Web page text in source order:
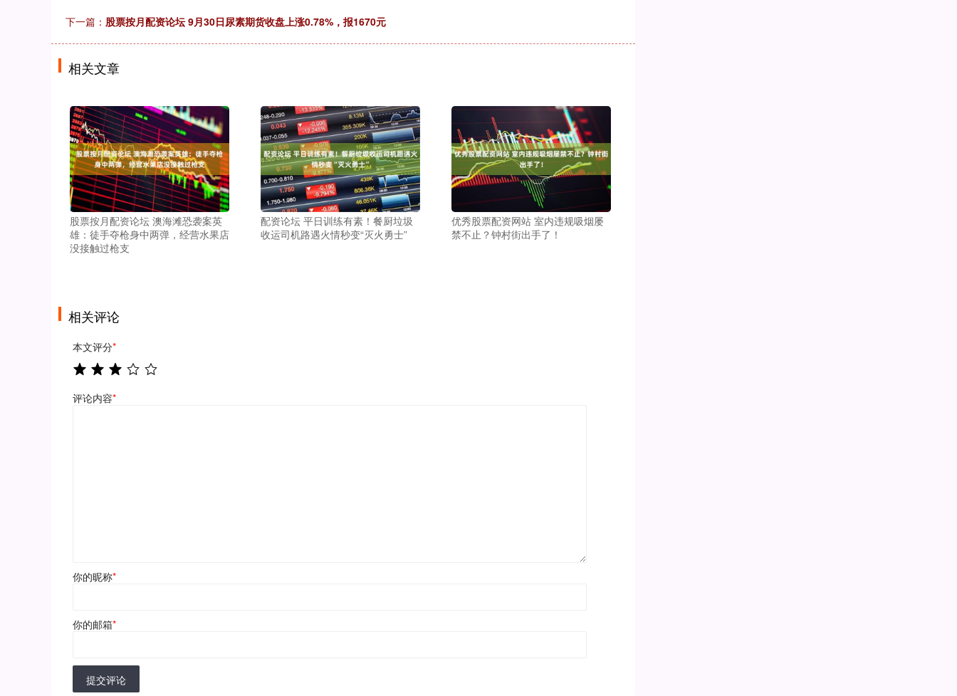
下一篇： 股票按月配资论坛 9月30日尿素期货收盘上涨0.78%，报1670元
相关文章
股票按月配资论坛 澳海滩恐袭案英
雄：徒手夺枪身中两弹，经营水果店
没接触过枪支
配资论坛 平日训练有素！餐厨垃圾
收运司机路遇火情秒变“灭火勇士”
优秀股票配资网站 室内违规吸烟屡
禁不止？钟村街出手了！
相关评论
本文评分*
评论内容*
你的昵称*
你的邮箱*
提交评论